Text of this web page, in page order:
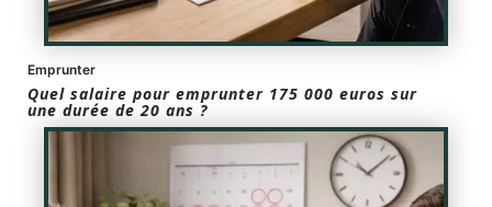
Emprunter
Quel salaire pour emprunter 175 000 euros sur
une durée de 20 ans ?